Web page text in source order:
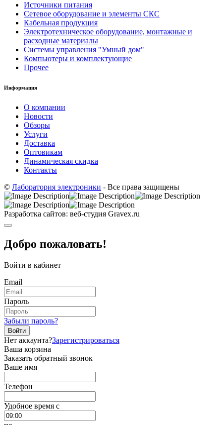
Источники питания
Сетевое оборудование и элементы СКС
Кабельная продукция
Электротехническое оборудование, монтажные и
расходные материалы
Системы управления "Умный дом"
Компьютеры и комплектующие
Прочее
Информация
О компании
Новости
Обзоры
Услуги
Доставка
Оптовикам
Динамическая скидка
Контакты
© Лаборатория электроники - Все права защищены
Разработка сайтов: веб-студия Gravex.ru
Добро пожаловать!
Войти в кабинет
Email
Пароль
Забыли пароль?
Войти
Нет аккаунта?Зарегистрироваться
Ваша корзина
Заказать обратный звонок
Ваше имя
Телефон
Удобное время c